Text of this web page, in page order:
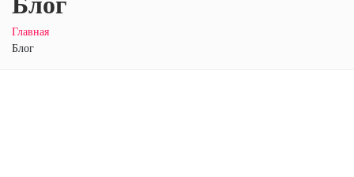
Главная
Блог